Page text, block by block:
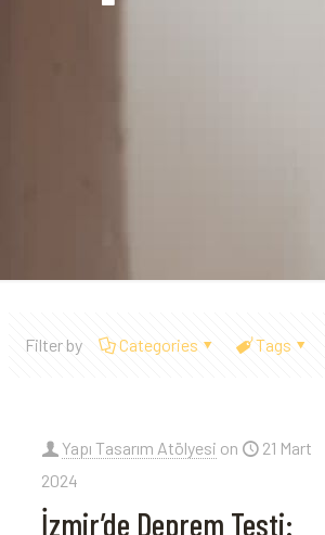
Filter by Categories Tags
Yapı Tasarım Atölyesi on
21 Mart
2024
İzmir’de Deprem Testi: